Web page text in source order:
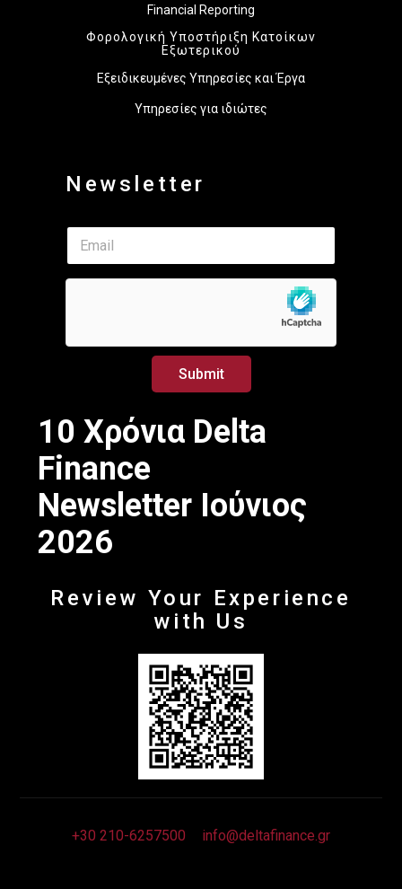
Financial Reporting
Φορολογική Υποστήριξη Κατοίκων
Εξωτερικού
Εξειδικευμένες Υπηρεσίες και Έργα
Υπηρεσίες για ιδιώτες
Newsletter
i
l
*
E
a
i
Submit
10 Χρόνια Delta
Finance
Newsletter Ιούνιος
2026
Review Your Experience
with Us
+30 210-6257500 info@deltafinance.gr